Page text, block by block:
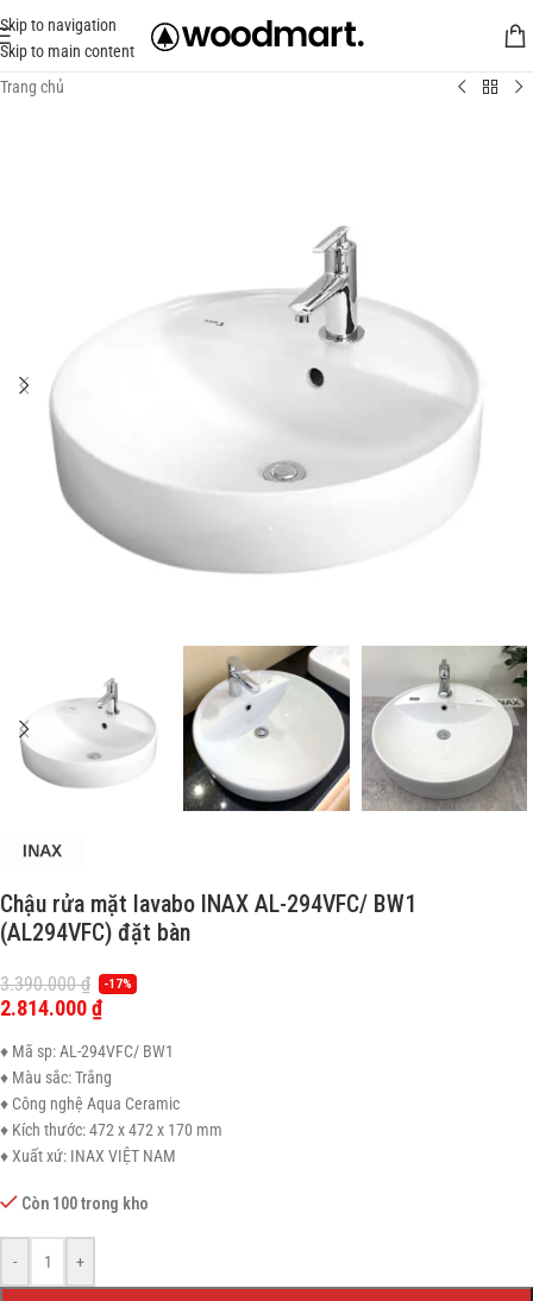
Skip to navigation
Skip to main content
Trang chủ
Chậu rửa mặt lavabo INAX AL-294VFC/ BW1
(AL294VFC) đặt bàn
3.390.000₫ -17%
2.814.000₫
♦ Mã sp: AL-294VFC/ BW1
♦ Màu sắc: Trắng
♦ Công nghệ Aqua Ceramic
♦ Kích thước: 472 x 472 x 170 mm
♦ Xuất xứ: INAX VIỆT NAM
Còn 100 trong kho
- +